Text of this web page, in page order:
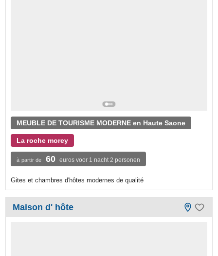
MEUBLE DE TOURISME MODERNE en Haute Saone
La roche morey
à partir de 60 euros voor 1 nacht 2 personen
Gites et chambres d'hôtes modernes de qualité
Maison d' hôte